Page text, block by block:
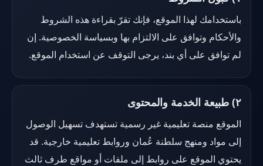
باستخدامك لهذا الموقع، فإنك تقرّ بقراءة هذه الشروط
والأحكام وتوافق على الالتزام بها وبسياسة الخصوصية. إن
لم توافق على أي بند، يرجى التوقف عن استخدام الموقع.
٢) طبيعة الخدمة والمحتوى
الموقع منصة تعليمية غير رسمية تستهدف تسهيل الوصول
إلى مواد ومنهج سلطنة عُمان وروابط تعليمية خارجية. قد
يحتوي الموقع على روابط إلى ملفات أو مواقع طرف ثالث